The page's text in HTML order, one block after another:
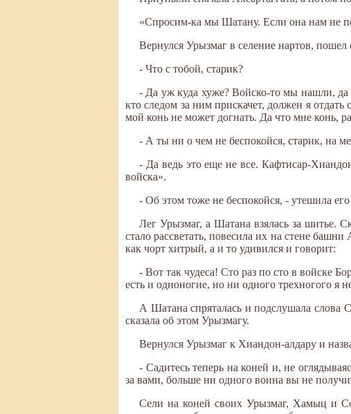
«Спросим-ка мы Шатану. Если она нам не
Вернулся Урызмаг в селение нартов,
- Что с тобой, старик?
- Да уж куда хуже? Войско-то мы нашли, да
кто следом за ним прискачет, должен я
мой конь не может догнать. Да что мне конь,
- А ты ни о чем не беспокойся, старик, на
- Да ведь это еще не все. Кафтисар-
войска».
- Об этом тоже не беспокойся, - утешила
Лег Урызмаг, а Шатана взялась за шитье.
стало рассветать, повесила их на стене
как чорт хитрый, а и то удивился и говорит:
- Вот так чудеса! Сто раз по сто в войске
есть и одноногие, но ни одного трехногого я
А Шатана спряталась и подслушала слова
сказала об этом Урызмагу.
Вернулся Урызмаг к Хиандон-алдару и
- Садитесь теперь на коней и, не
за вами, больше ни одного воина вы не
Сели на коней своих Урызмаг, Хамыц и